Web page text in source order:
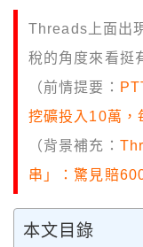
Threads上面出
稅的角度來看挺
（前情提要：
挖礦投入10萬，
（背景補充：
串」：驚見賠
本文目錄